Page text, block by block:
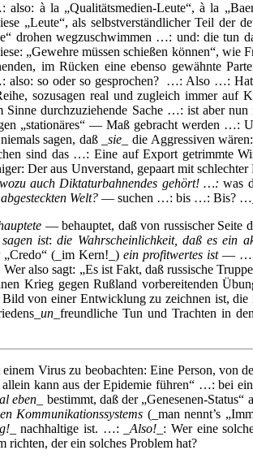
à la „Qualitätsmedien-Leute“, à la
„Leute“, als selbstverständlicher Teil der
drohen wegzuschwimmen …: und: die tun
„Gewehre müssen schießen können“,
im Rücken eine ebenso gewähnte
also: so oder so gesprochen? …: Also …:
sozusagen real und zugleich immer auf
Sinne durchzuziehende Sache …: ist aber nun
„stationäres“ — Maß gebracht werden …:
sagen, daß _sie _ die Aggressiven
sind das …: Eine auf Export getrimmte
Der aus Unverstand, gepaart mit
wozu auch Diktaturbahnendes gehört! …: was
Welt? — suchen …: bis …: Bis? …_
— behauptet, daß von russischer Seite
ist:die Wahrscheinlichkeit, daß es ein
„Credo“ (_im Kern!_)ein profitwertes ist— …:
also sagt: „Es ist Fakt, daß russische
Krieg gegen Rußland vorbereitenden
von einer Entwicklung zu zeichnen ist,
un_freundliche Tun und Trachten in
Virus zu beobachten: Eine Person, von
kann aus der Epidemie führen“ …: bei
eben _ bestimmt, daß der „Genesenen-
Kommunikationssystems (_man nennt’s
_ nachhaltige ist. …: _Also! _: Wer eine
richten, der ein solches Problem hat?